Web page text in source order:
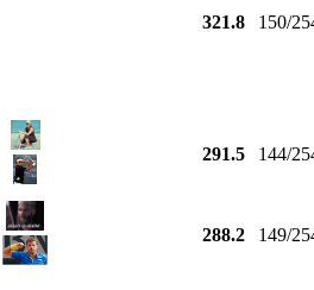
321.8 150/
291.5 144/
288.2 149/